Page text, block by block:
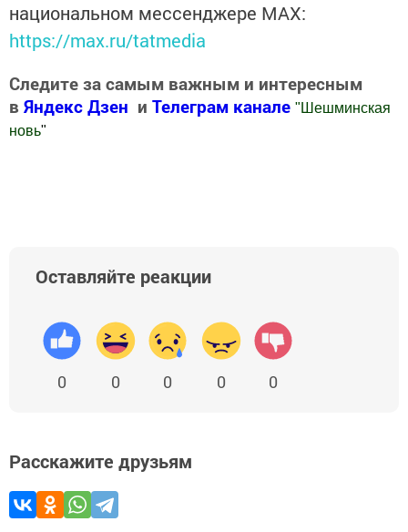
национальном мессенджере MАХ:
https://max.ru/tatmedia
Следите за самым важным и интересным
в Яндекс Дзен и Телеграм канале " Шешминская
новь"
Оставляйте реакции
0 0 0 0 0
Расскажите друзьям